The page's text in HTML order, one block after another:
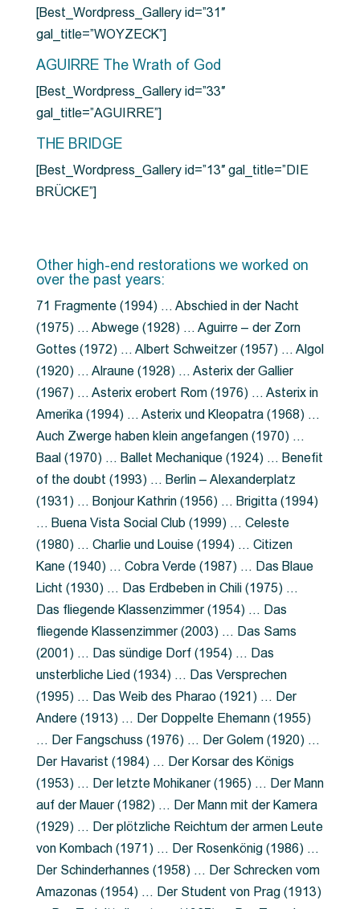
[Best_Wordpress_Gallery id=”31″
gal_title=”WOYZECK”]
AGUIRRE The Wrath of God
[Best_Wordpress_Gallery id=”33″
gal_title=”AGUIRRE”]
THE BRIDGE
[Best_Wordpress_Gallery id=”13″ gal_title=”DIE
BRÜCKE”]
Other high-end restorations we worked on
over the past years:
71 Fragmente (1994) … Abschied in der Nacht
(1975) … Abwege (1928) … Aguirre – der Zorn
Gottes (1972) … Albert Schweitzer (1957) … Algol
(1920) … Alraune (1928) … Asterix der Gallier
(1967) … Asterix erobert Rom (1976) … Asterix in
Amerika (1994) … Asterix und Kleopatra (1968) …
Auch Zwerge haben klein angefangen (1970) …
Baal (1970) … Ballet Mechanique (1924) … Benefit
of the doubt (1993) … Berlin – Alexanderplatz
(1931) … Bonjour Kathrin (1956) … Brigitta (1994)
… Buena Vista Social Club (1999) … Celeste
(1980) … Charlie und Louise (1994) … Citizen
Kane (1940) … Cobra Verde (1987) … Das Blaue
Licht (1930) … Das Erdbeben in Chili (1975) …
Das fliegende Klassenzimmer (1954) … Das
fliegende Klassenzimmer (2003) … Das Sams
(2001) … Das sündige Dorf (1954) … Das
unsterbliche Lied (1934) … Das Versprechen
(1995) … Das Weib des Pharao (1921) … Der
Andere (1913) … Der Doppelte Ehemann (1955)
… Der Fangschuss (1976) … Der Golem (1920) …
Der Havarist (1984) … Der Korsar des Königs
(1953) … Der letzte Mohikaner (1965) … Der Mann
auf der Mauer (1982) … Der Mann mit der Kamera
(1929) … Der plötzliche Reichtum der armen Leute
von Kombach (1971) … Der Rosenkönig (1986) …
Der Schinderhannes (1958) … Der Schrecken vom
Amazonas (1954) … Der Student von Prag (1913)